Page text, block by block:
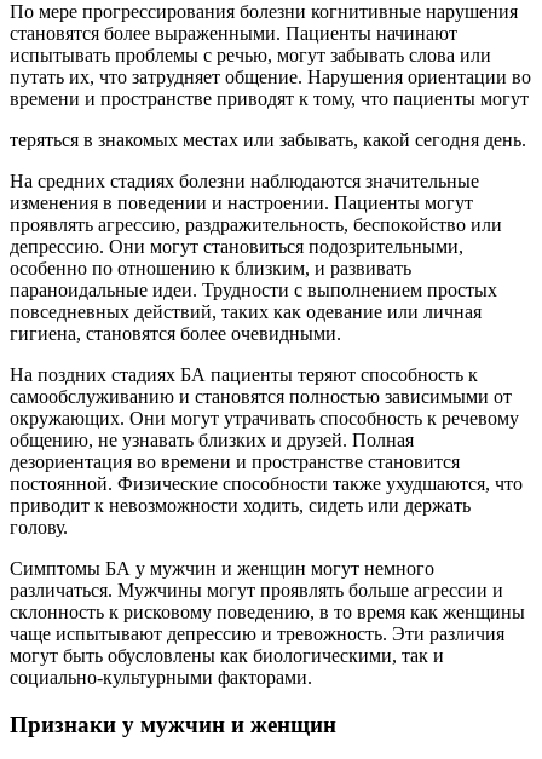
По мере прогрессирования болезни когнитивные нарушения
становятся более выраженными. Пациенты начинают
испытывать проблемы с речью, могут забывать слова или
путать их, что затрудняет общение. Нарушения ориентации во
времени и пространстве приводят к тому, что пациенты могут
теряться в знакомых местах или забывать, какой сегодня день.
На средних стадиях болезни наблюдаются значительные
изменения в поведении и настроении. Пациенты могут
проявлять агрессию, раздражительность, беспокойство или
депрессию. Они могут становиться подозрительными,
особенно по отношению к близким, и развивать
параноидальные идеи. Трудности с выполнением простых
повседневных действий, таких как одевание или личная
гигиена, становятся более очевидными.
На поздних стадиях БА пациенты теряют способность к
самообслуживанию и становятся полностью зависимыми от
окружающих. Они могут утрачивать способность к речевому
общению, не узнавать близких и друзей. Полная
дезориентация во времени и пространстве становится
постоянной. Физические способности также ухудшаются, что
приводит к невозможности ходить, сидеть или держать
голову.
Симптомы БА у мужчин и женщин могут немного
различаться. Мужчины могут проявлять больше агрессии и
склонность к рисковому поведению, в то время как женщины
чаще испытывают депрессию и тревожность. Эти различия
могут быть обусловлены как биологическими, так и
социально-культурными факторами.
Признаки у мужчин и женщин